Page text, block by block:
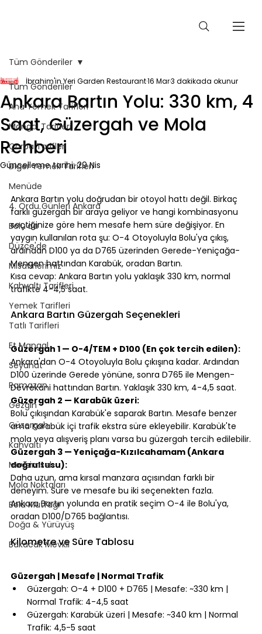
Tüm Gönderiler
Ana Yemek Tarifleri
Mangal Tarifleri
Çorba Tarifleri
Diğer Yemek Tarifleri
Menüde
4. Ordu Günleri Ankara
Bolu'da
Düzce'de
Misafirlerimiz
Kahvaltı Tarifleri
Yemek Tarifleri
Tatlı Tarifleri
Et Mangal
Seyahat
Ramazan
Gezgin
Güzergah
Kahvaltı
Mevsimsel
Mola Noktaları
Bolu Mutfağı
Doğa & Yürüyüş
Bakacak Mevkii
Tüm Gönderiler
Ankara Bartın Yolu: 330 km, 4
Saat, Güzergah ve Mola
Rehberi
İbrahim'in Yeri Garden Restaurant16 Mar3 dakikada okunur
Güncelleme tarihi:29 Nis
⠀
Ankara Bartın yolu doğrudan bir otoyol hattı değil. Birkaç
farklı güzergah bir araya geliyor ve hangi kombinasyonu
seçtiğinize göre hem mesafe hem süre değişiyor. En
yaygın kullanılan rota şu: O-4 Otoyoluyla Bolu'ya çıkış,
ardından D100 ya da D765 üzerinden Gerede-Yeniçağa-
Mengen hattından Karabük, oradan Bartın.
Kısa cevap: Ankara Bartın yolu yaklaşık 330 km, normal
trafikte 4-4,5 saat.
⠀
Ankara Bartın Güzergah Seçenekleri
Güzergah 1 — O-4/TEM + D100 (En çok tercih edilen):
Ankara'dan O-4 Otoyoluyla Bolu çıkışına kadar. Ardından
D100 üzerinde Gerede yönüne, sonra D765 ile Mengen-
Devrekani hattından Bartın. Yaklaşık 330 km, 4-4,5 saat.
Güzergah 2 — Karabük üzeri:
Bolu çıkışından Karabük'e saparak Bartın. Mesafe benzer
ama Karabük içi trafik ekstra süre ekleyebilir. Karabük'te
mola veya alışveriş planı varsa bu güzergah tercih edilebilir.
Güzergah 3 — Yeniçağa-Kızılcahamam (Ankara
doğrultusu):
Daha uzun, ama kırsal manzara açısından farklı bir
deneyim. Süre ve mesafe bu iki seçenekten fazla.
Ankara Bartın yolunda en pratik seçim O-4 ile Bolu'ya,
oradan D100/D765 bağlantısı.
⠀
Kilometre ve Süre Tablosu
Güzergah | Mesafe | Normal Trafik
Güzergah: O-4 + D100 + D765 | Mesafe: ~330 km |
Normal Trafik: 4-4,5 saat
Güzergah: Karabük üzeri | Mesafe: ~340 km | Normal
Trafik: 4,5-5 saat